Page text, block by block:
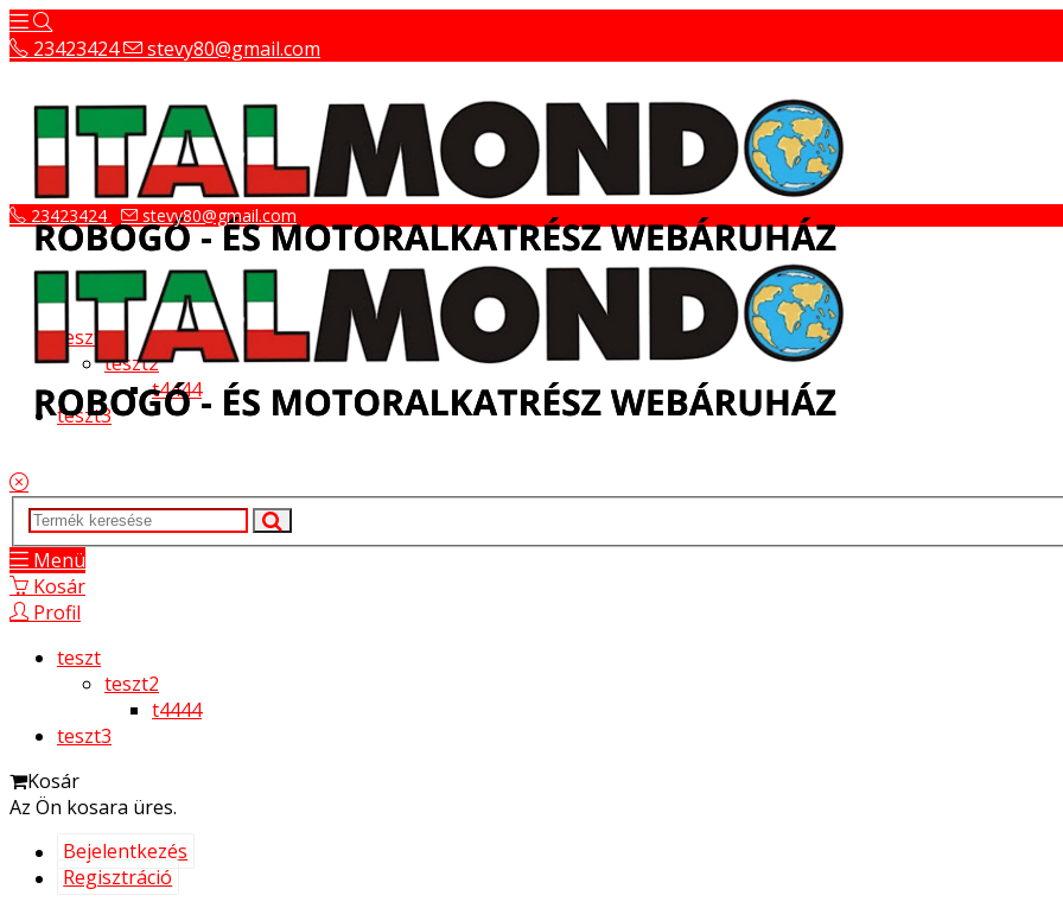
23423424 stevy80@gmail.com
teszt
teszt2
t4444
teszt3
23423424 stevy80@gmail.com
Menü
Kosár
Profil
teszt
teszt2
t4444
teszt3
Kosár
Az Ön kosara üres.
Bejelentkezés
Regisztráció